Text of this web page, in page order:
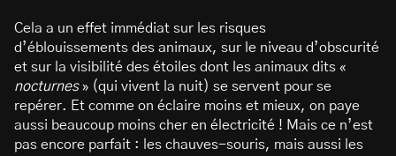
Cela a un effet immédiat sur les risques
d’éblouissements des animaux, sur le niveau d’obscurité
et sur la visibilité des étoiles dont les animaux dits «
nocturnes» (qui vivent la nuit) se servent pour se
repérer. Et comme on éclaire moins et mieux, on paye
aussi beaucoup moins cher en électricité ! Mais ce n’est
pas encore parfait : les chauves-souris, mais aussi les